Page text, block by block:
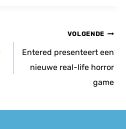
VOLGENDE
Entered presenteert een
nieuwe real-life horror
game